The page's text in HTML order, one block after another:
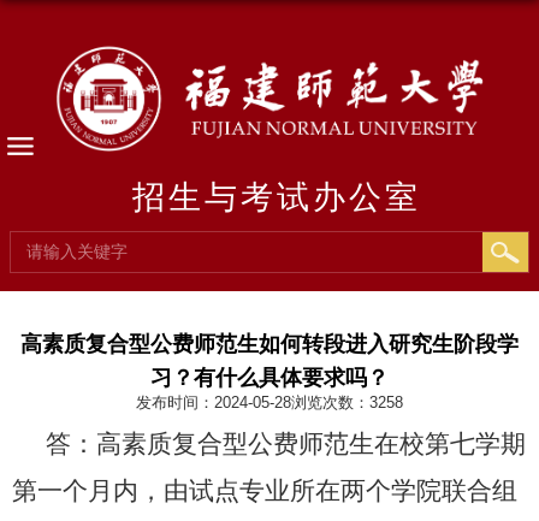
招生与考试办公室
高素质复合型公费师范生如何转段进入研究生阶段学
习？有什么具体要求吗？
发布时间：2024-05-28浏览次数： 3258
答：高素质复合型公费师范生在校第七学期
第一个月内，由试点专业所在两个学院联合组